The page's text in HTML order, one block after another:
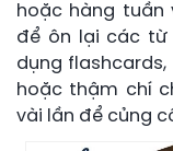
hoặc hàng
để ôn lại các từ
dụng
hoặc thậm chí
vài lần để củng